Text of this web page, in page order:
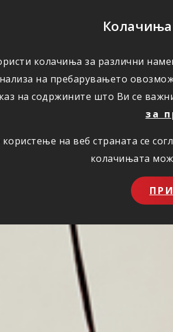
Колачиња
колачиња за различни
на пребарувањето
на содржините што Ви се
за
на веб страната се
колачињата
ШТЕТИ ПОВОЛНОСТИ